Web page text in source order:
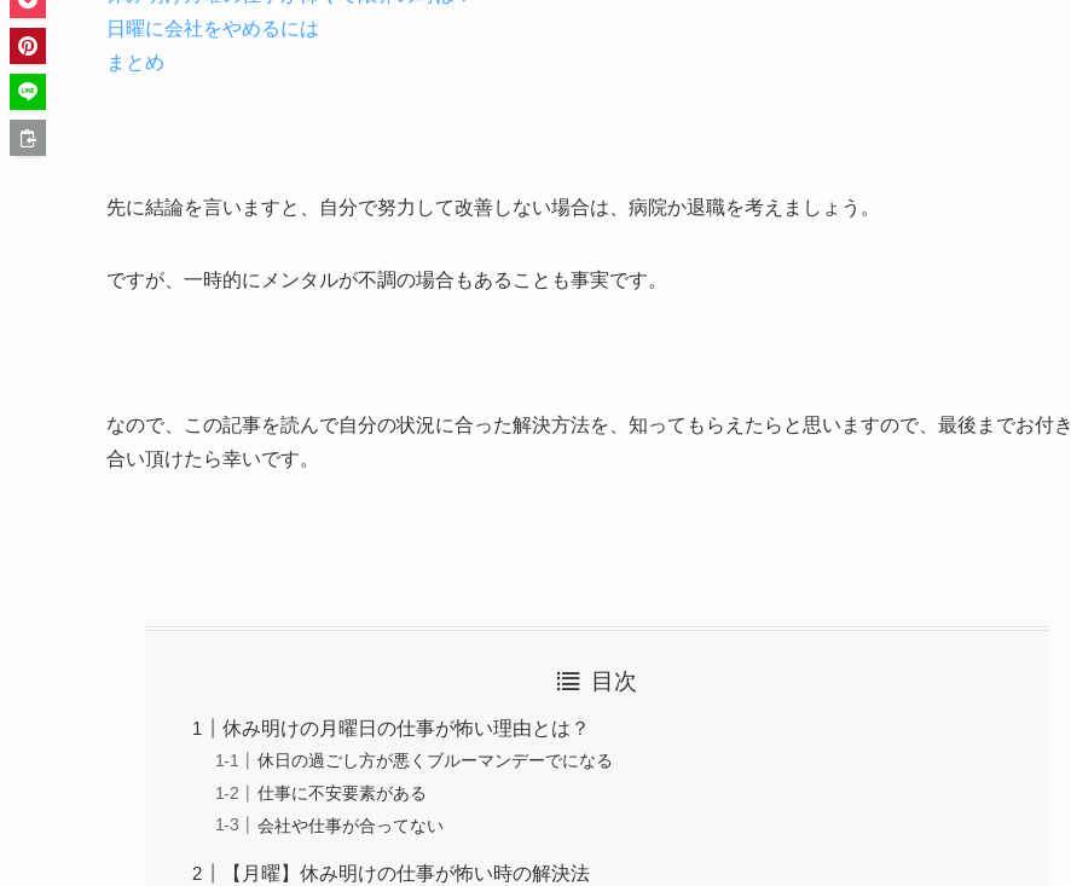
日曜に会社をやめるには
まとめ
先に結論を言いますと、自分で努力して改善しない場合は、病院か退職を考えましょう。
ですが、一時的にメンタルが不調の場合もあることも事実です。
なので、この記事を読んで自分の状況に合った解決方法を、知ってもらえたらと思いますので、最後までお付き
合い頂けたら幸いです。
目次
休み明けの月曜日の仕事が怖い理由とは？
休日の過ごし方が悪くブルーマンデーでになる
仕事に不安要素がある
会社や仕事が合ってない
【月曜】休み明けの仕事が怖い時の解決法